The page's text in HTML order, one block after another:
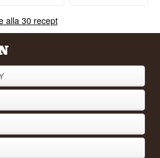
alla 30 recept